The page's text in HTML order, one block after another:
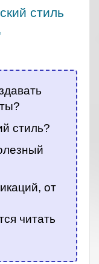
стиль
стиль?
от
читать